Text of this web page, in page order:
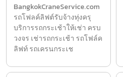
BangkokCraneService.com
รถโฟลค์ลิฟต์รับจ้างทุ่งครุ
บริการรถกระเช้าให้เช่า ครบ
วงจร เช่ารถกระเช้า รถโฟล์ค
ลิฟท์ รถเครนกระเช